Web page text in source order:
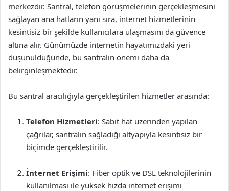
merkezdir. Santral, telefon görüşmelerinin gerçekleşmesini
sağlayan ana hatların yanı sıra, internet hizmetlerinin
kesintisiz bir şekilde kullanıcılara ulaşmasını da güvence
altına alır. Günümüzde internetin hayatımızdaki yeri
düşünüldüğünde, bu santralin önemi daha da
belirginleşmektedir.
Bu santral aracılığıyla gerçekleştirilen hizmetler arasında:
Telefon Hizmetleri: Sabit hat üzerinden yapılan
çağrılar, santralın sağladığı altyapıyla kesintisiz bir
biçimde gerçekleştirilir.
İnternet Erişimi: Fiber optik ve DSL teknolojilerinin
kullanılması ile yüksek hızda internet erişimi